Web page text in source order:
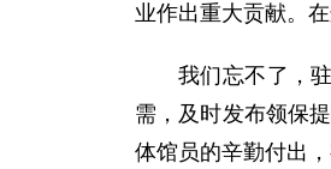
业作出重大贡献。
我们忘不了，
需，及时发布领保
体馆员的辛勤付出